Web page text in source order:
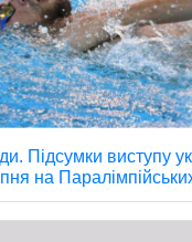
Підсумки виступу
на